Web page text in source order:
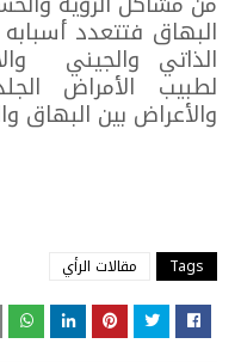
البهاق فتتعدد
الذاتي والجيني
لطبيب الأمراض
والأعراض بين البهاق
Tags مقالات الرأي